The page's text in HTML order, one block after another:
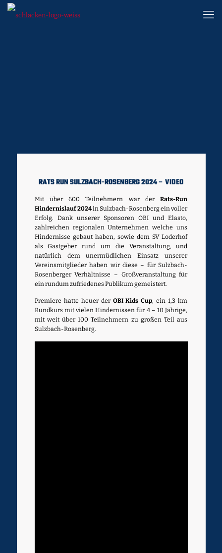
RATS RUN SULZBACH-ROSENBERG 2024 – VIDEO
Mit über 600 Teilnehmern war derRats-Run
Hindernislauf 2024in Sulzbach-Rosenberg ein voller
Erfolg. Dank unserer Sponsoren OBI und Elasto,
zahlreichen regionalen Unternehmen welche uns
Hindernisse gebaut haben, sowie dem SV Loderhof
als Gastgeber rund um die Veranstaltung, und
natürlich dem unermüdlichen Einsatz unserer
Vereinsmitglieder haben wir diese – für Sulzbach-
Rosenberger Verhältnisse – Großveranstaltung für
ein rundum zufriedenes Publikum gemeistert.
Premiere hatte heuer der OBI Kids Cup, ein 1,3 km
Rundkurs mit vielen Hindernissen für 4 – 10 Jährige,
mit weit über 100 Teilnehmern zu großen Teil aus
Sulzbach-Rosenberg.